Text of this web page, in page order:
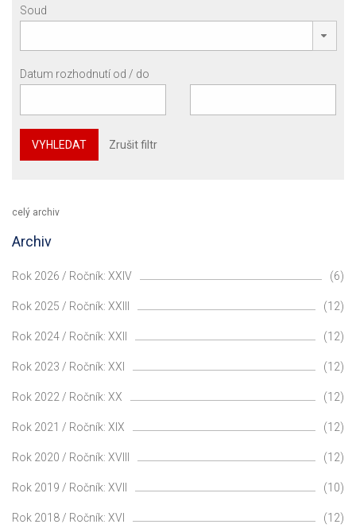
Soud
Datum rozhodnutí od / do
VYHLEDAT Zrušit filtr
celý archiv
Archiv
Rok 2026 / Ročník: XXIV (6)
Rok 2025 / Ročník: XXIII (12)
Rok 2024 / Ročník: XXII (12)
Rok 2023 / Ročník: XXI (12)
Rok 2022 / Ročník: XX (12)
Rok 2021 / Ročník: XIX (12)
Rok 2020 / Ročník: XVIII (12)
Rok 2019 / Ročník: XVII (10)
Rok 2018 / Ročník: XVI (12)